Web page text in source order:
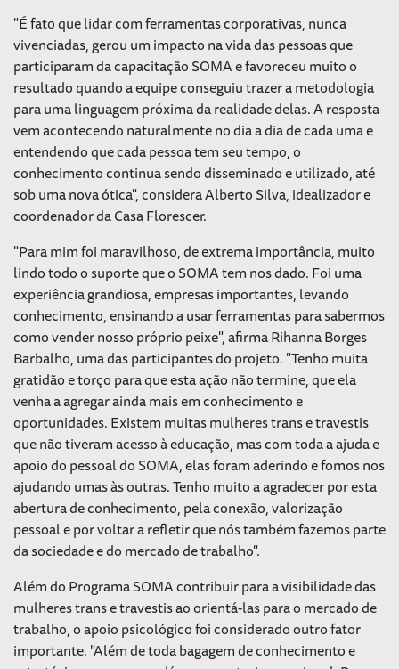
"É fato que lidar com ferramentas corporativas, nunca
vivenciadas, gerou um impacto na vida das pessoas que
participaram da capacitação SOMA e favoreceu muito o
resultado quando a equipe conseguiu trazer a metodologia
para uma linguagem próxima da realidade delas. A resposta
vem acontecendo naturalmente no dia a dia de cada uma e
entendendo que cada pessoa tem seu tempo, o
conhecimento continua sendo disseminado e utilizado, até
sob uma nova ótica", considera Alberto Silva, idealizador e
coordenador da Casa Florescer.
"Para mim foi maravilhoso, de extrema importância, muito
lindo todo o suporte que o SOMA tem nos dado. Foi uma
experiência grandiosa, empresas importantes, levando
conhecimento, ensinando a usar ferramentas para sabermos
como vender nosso próprio peixe", afirma Rihanna Borges
Barbalho, uma das participantes do projeto. "Tenho muita
gratidão e torço para que esta ação não termine, que ela
venha a agregar ainda mais em conhecimento e
oportunidades. Existem muitas mulheres trans e travestis
que não tiveram acesso à educação, mas com toda a ajuda e
apoio do pessoal do SOMA, elas foram aderindo e fomos nos
ajudando umas às outras. Tenho muito a agradecer por esta
abertura de conhecimento, pela conexão, valorização
pessoal e por voltar a refletir que nós também fazemos parte
da sociedade e do mercado de trabalho".
Além do Programa SOMA contribuir para a visibilidade das
mulheres trans e travestis ao orientá-las para o mercado de
trabalho, o apoio psicológico foi considerado outro fator
importante. "Além de toda bagagem de conhecimento e